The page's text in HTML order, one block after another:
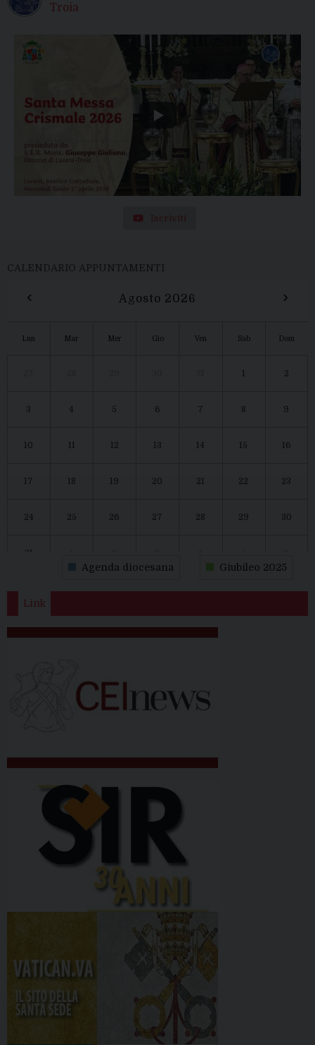
Troia
Iscriviti
CALENDARIO APPUNTAMENTI
‹ Agosto 2026 ›
Lun Mar Mer Gio Ven Sab Dom
1 2
3 4 5 6 7 8 9
10 11 12 13 14 15 16
17 18 19 20 21 22 23
24 25 26 27 28 29 30
31
Agenda diocesana Giubileo 2025
Link